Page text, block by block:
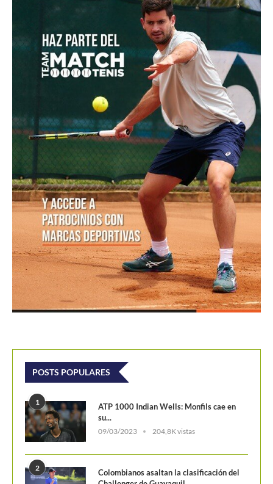
Zverev es sorprendido por Griekspoor y dice adiós al
Equipo femenino de Colombia reclama su segunda
victoria en el Campeonato Suramericano Sub-16 de
Tenis